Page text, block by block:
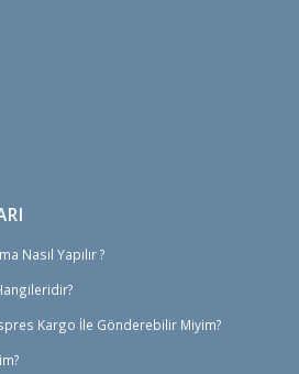
Nasıl Yapılır ?
Kargo İle Gönderebilir Miyim?